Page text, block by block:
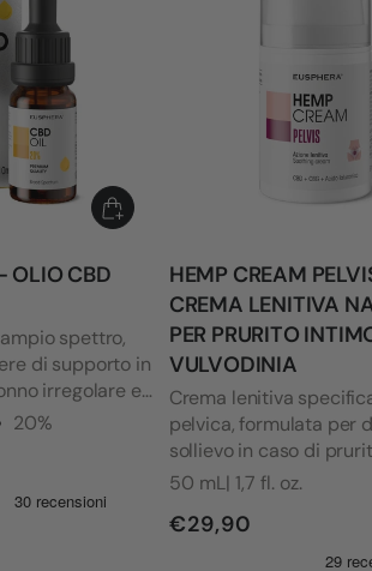
OLIO CBD
spettro,
di supporto in
irregolare e
Con la sua
e benessere
20%
HEMP CREAM
CREMA LENITIVA
PER PRURITO
VULVODINIA
Crema lenitiva
pelvica, formulata per
sollievo in caso di
bruciore e secchezza
stata sviluppata
delle esigenze di chi
50 mL| 1,7 fl. oz.
€29,90